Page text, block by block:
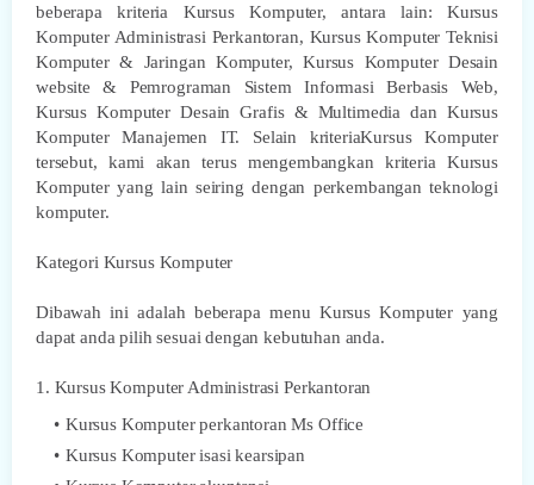
beberapa kriteria Kursus Komputer, antara lain: Kursus
Komputer Administrasi Perkantoran, Kursus Komputer Teknisi
Komputer & Jaringan Komputer, Kursus Komputer Desain
website & Pemrograman Sistem Informasi Berbasis Web,
Kursus Komputer Desain Grafis & Multimedia dan Kursus
Komputer Manajemen IT. Selain kriteriaKursus Komputer
tersebut, kami akan terus mengembangkan kriteria Kursus
Komputer yang lain seiring dengan perkembangan teknologi
komputer.
Kategori Kursus Komputer
Dibawah ini adalah beberapa menu Kursus Komputer yang
dapat anda pilih sesuai dengan kebutuhan anda.
1. Kursus Komputer Administrasi Perkantoran
Kursus Komputer perkantoran Ms Office
Kursus Komputer isasi kearsipan